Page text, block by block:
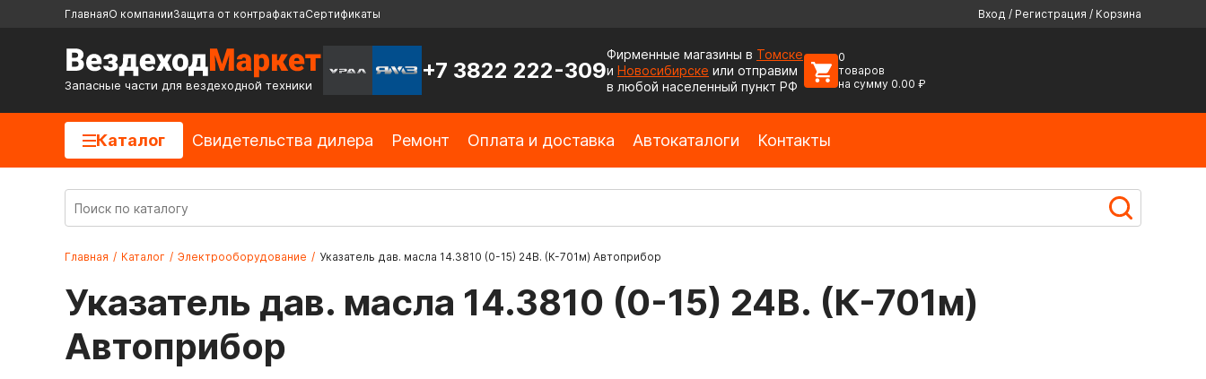
ГлавнаяО компанииЗащита от контрафактаСертификаты Вход / Регистрация / Корзина
Запасные части для вездеходной техники
+7 3822 222-309
Фирменные магазины в Томске
и Новосибирске или отправим
в любой населенный пункт РФ
0
товаров
на сумму 0.00 ₽
Каталог Cвидетельства дилера Ремонт Оплата и доставка Автокаталоги Контакты
Главная / Каталог / Электрооборудование / Указатель дав. масла 14.3810 (0-15) 24В. (К-701м) Автоприбор
Указатель дав. масла 14.3810 (0-15) 24В. (К-701м)
Автоприбор